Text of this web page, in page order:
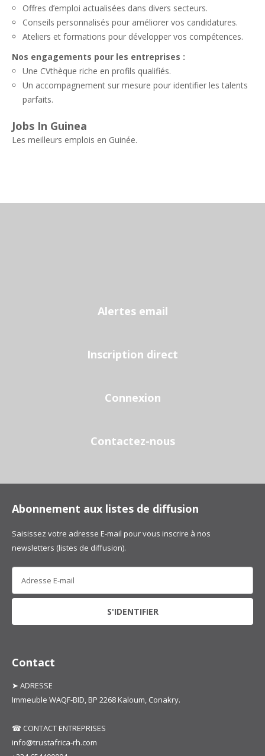
Offres d’emploi actualisées dans divers secteurs.
Conseils personnalisés pour améliorer vos candidatures.
Ateliers et formations pour développer vos compétences.
Nos engagements pour les entreprises :
Une CVthèque riche en profils qualifiés.
Un accompagnement sur mesure pour identifier les talents
parfaits.
Jobs In Guinea
Les meilleurs emplois en Guinée.
Alertes email
Inscription direct
Connexion
Contactez-nous
Abonnement aux listes de diffusion
Saisissez votre adresse E-mail pour vous inscrire à nos
newsletters (listes de diffusion).
Contact
➤ ADRESSE
Immeuble WAQF-BID, BP 2268 Kaloum, Conakry.
☎ CONTACT ENTREPRISES
info@trustafrica-rh.com